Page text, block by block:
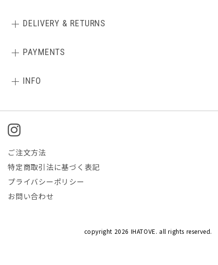
DELIVERY & RETURNS
PAYMENTS
INFO
ご注文方法
特定商取引法に基づく表記
プライバシーポリシー
お問い合わせ
copyright 2026 IHATOVE. all rights reserved.